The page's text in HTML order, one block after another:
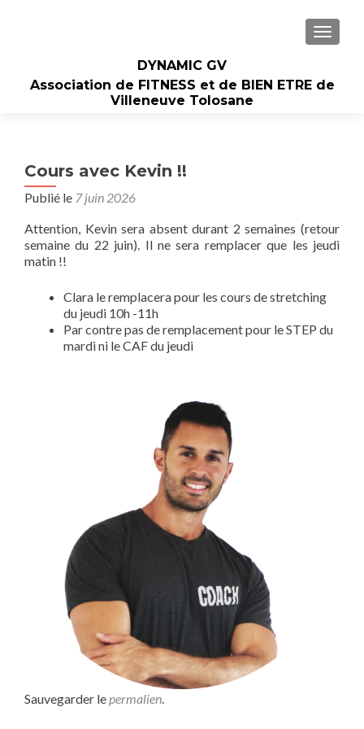
DYNAMIC GV
Association de FITNESS et de BIEN ETRE de
Villeneuve Tolosane
Cours avec Kevin !!
Publié le 7 juin 2026
Attention, Kevin sera absent durant 2 semaines (retour
semaine du 22 juin). Il ne sera remplacer que les jeudi
matin !!
Clara le remplacera pour les cours de stretching
du jeudi 10h -11h
Par contre pas de remplacement pour le STEP du
mardi ni le CAF du jeudi
Sauvegarder lepermalien.